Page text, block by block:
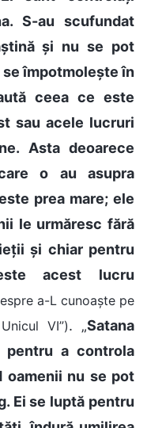
S-au scufundat
și nu se pot
se împotmolește în
ceea ce este
sau acele lucruri
Asta deoarece
o au asupra
prea mare; ele
le urmăresc fără
și chiar pentru
acest lucru
a-L cunoaște pe
VI”). „Satana
a controla
oamenii nu se pot
Ei se luptă pentru